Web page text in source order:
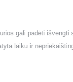
gali padėti išvengti
laiku ir